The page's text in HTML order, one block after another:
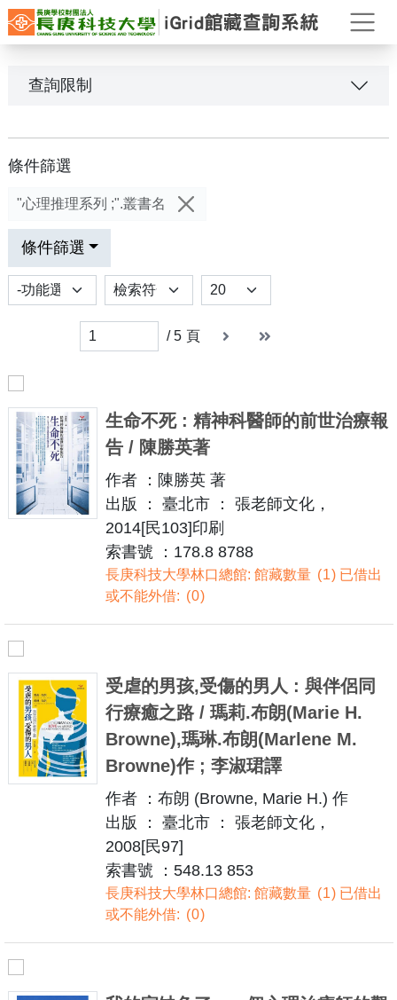
打
查詢限制
條件篩選
"心理推理系列 ;".叢書名
條件篩選
功能選項 排序 Results per page
/ 5 頁 下一頁 末頁
生命不死 : 精神科醫師的前世治療報
告 / 陳勝英著
作者 ：陳勝英 著
出版 ： 臺北市 ： 張老師文化，
2014[民103]印刷
索書號 ：178.8 8788
長庚科技大學林口總館: 館藏數量 1 已借出
或不能外借:
0
受虐的男孩,受傷的男人 : 與伴侶同
行療癒之路 / 瑪莉.布朗(Marie H.
Browne),瑪琳.布朗(Marlene M.
Browne)作 ; 李淑珺譯
作者 ：布朗 (Browne, Marie H.) 作
出版 ： 臺北市 ： 張老師文化，
2008[民97]
索書號 ：548.13 853
長庚科技大學林口總館: 館藏數量 1 已借出
或不能外借:
0